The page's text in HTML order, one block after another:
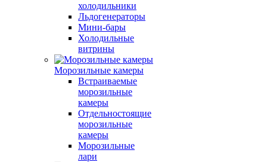
холодильники
Льдогенераторы
Мини-бары
Холодильные
витрины
Морозильные камеры
Встраиваемые
морозильные
камеры
Отдельностоящие
морозильные
камеры
Морозильные
лари